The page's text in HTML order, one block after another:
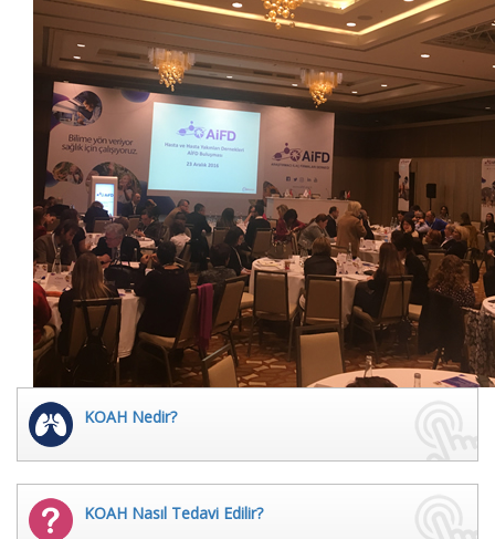
KOAH Nedir?
KOAH Nasıl Tedavi Edilir?